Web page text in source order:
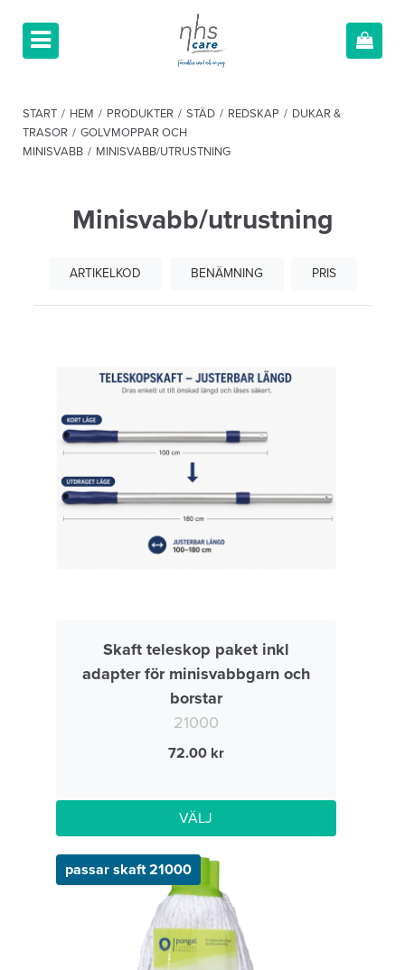
START / HEM / PRODUKTER / STÄD / REDSKAP / DUKAR &
TRASOR / GOLVMOPPAR OCH
MINISVABB / MINISVABB/UTRUSTNING
Minisvabb/utrustning
ARTIKELKOD BENÄMNING PRIS
Skaft teleskop paket inkl
adapter för minisvabbgarn och
borstar
21000
72.00
VÄLJ
passar skaft 21000